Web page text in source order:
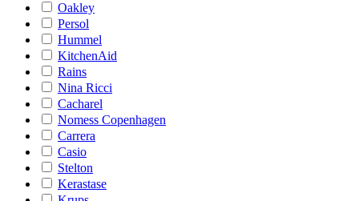
Oakley
Persol
Hummel
KitchenAid
Rains
Nina Ricci
Cacharel
Nomess Copenhagen
Carrera
Casio
Stelton
Kerastase